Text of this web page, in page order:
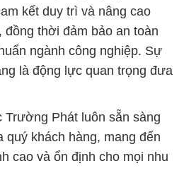
kết duy trì và nâng cao
thời đảm bảo an toàn
ngành công nghiệp. Sự
là động lực quan trọng đưa
Trường Phát luôn sẵn sàng
quý khách hàng, mang đến
cao và ổn định cho mọi nhu